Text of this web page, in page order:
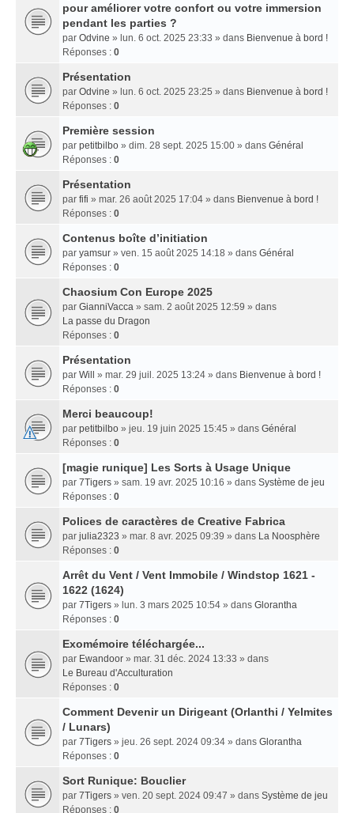
pour améliorer votre confort ou votre immersion
pendant les parties ?
par Odvine » lun. 6 oct. 2025 23:33 » dans Bienvenue à bord !
Réponses : 0
Présentation
par Odvine » lun. 6 oct. 2025 23:25 » dans Bienvenue à bord !
Réponses : 0
Première session
par petitbilbo » dim. 28 sept. 2025 15:00 » dans Général
Réponses : 0
Présentation
par fifi » mar. 26 août 2025 17:04 » dans Bienvenue à bord !
Réponses : 0
Contenus boîte d’initiation
par yamsur » ven. 15 août 2025 14:18 » dans Général
Réponses : 0
Chaosium Con Europe 2025
par GianniVacca » sam. 2 août 2025 12:59 » dans
La passe du Dragon
Réponses : 0
Présentation
par Will » mar. 29 juil. 2025 13:24 » dans Bienvenue à bord !
Réponses : 0
Merci beaucoup!
par petitbilbo » jeu. 19 juin 2025 15:45 » dans Général
Réponses : 0
[magie runique] Les Sorts à Usage Unique
par 7Tigers » sam. 19 avr. 2025 10:16 » dans Système de jeu
Réponses : 0
Polices de caractères de Creative Fabrica
par julia2323 » mar. 8 avr. 2025 09:39 » dans La Noosphère
Réponses : 0
Arrêt du Vent / Vent Immobile / Windstop 1621 -
1622 (1624)
par 7Tigers » lun. 3 mars 2025 10:54 » dans Glorantha
Réponses : 0
Exomémoire téléchargée...
par Ewandoor » mar. 31 déc. 2024 13:33 » dans
Le Bureau d'Acculturation
Réponses : 0
Comment Devenir un Dirigeant (Orlanthi / Yelmites
/ Lunars)
par 7Tigers » jeu. 26 sept. 2024 09:34 » dans Glorantha
Réponses : 0
Sort Runique: Bouclier
par 7Tigers » ven. 20 sept. 2024 09:47 » dans Système de jeu
Réponses : 0